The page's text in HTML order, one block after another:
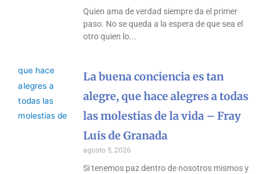
Quien ama de verdad siempre da el primer
paso. No se queda a la espera de que sea el
otro quien lo
La buena conciencia es tan
alegre, que hace alegres a todas
las molestias de la vida – Fray
Luis de Granada
agosto 5, 2026
Si tenemos paz dentro de nosotros mismos y